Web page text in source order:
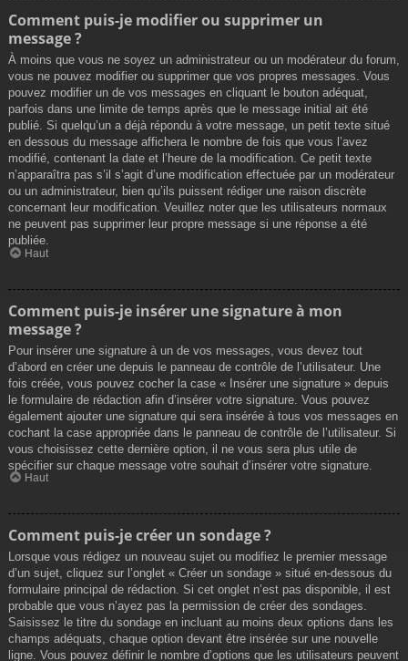
Comment puis-je modifier ou supprimer un
message ?
À moins que vous ne soyez un administrateur ou un modérateur du forum,
vous ne pouvez modifier ou supprimer que vos propres messages. Vous
pouvez modifier un de vos messages en cliquant le bouton adéquat,
parfois dans une limite de temps après que le message initial ait été
publié. Si quelqu’un a déjà répondu à votre message, un petit texte situé
en dessous du message affichera le nombre de fois que vous l’avez
modifié, contenant la date et l’heure de la modification. Ce petit texte
n’apparaîtra pas s’il s’agit d’une modification effectuée par un modérateur
ou un administrateur, bien qu’ils puissent rédiger une raison discrète
concernant leur modification. Veuillez noter que les utilisateurs normaux
ne peuvent pas supprimer leur propre message si une réponse a été
publiée.
Haut
Comment puis-je insérer une signature à mon
message ?
Pour insérer une signature à un de vos messages, vous devez tout
d’abord en créer une depuis le panneau de contrôle de l’utilisateur. Une
fois créée, vous pouvez cocher la case « Insérer une signature » depuis
le formulaire de rédaction afin d’insérer votre signature. Vous pouvez
également ajouter une signature qui sera insérée à tous vos messages en
cochant la case appropriée dans le panneau de contrôle de l’utilisateur. Si
vous choisissez cette dernière option, il ne vous sera plus utile de
spécifier sur chaque message votre souhait d’insérer votre signature.
Haut
Comment puis-je créer un sondage ?
Lorsque vous rédigez un nouveau sujet ou modifiez le premier message
d’un sujet, cliquez sur l’onglet « Créer un sondage » situé en-dessous du
formulaire principal de rédaction. Si cet onglet n’est pas disponible, il est
probable que vous n’ayez pas la permission de créer des sondages.
Saisissez le titre du sondage en incluant au moins deux options dans les
champs adéquats, chaque option devant être insérée sur une nouvelle
ligne. Vous pouvez définir le nombre d’options que les utilisateurs peuvent